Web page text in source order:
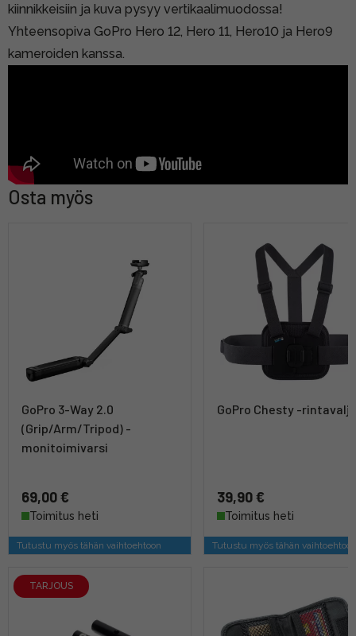
kiinnikkeisiin ja kuva pysyy vertikaalimuodossa!
Yhteensopiva GoPro Hero 12, Hero 11, Hero10 ja Hero9
kameroiden kanssa.
Osta myös
GoPro 3-Way 2.0
(Grip/Arm/Tripod) -
monitoimivarsi
69,00 €
Toimitus heti
Tutustu myös tähän vaihtoehtoon
GoPro Chesty -
39,90 €
Toimitus heti
Tutustu myös tähän
TARJOUS